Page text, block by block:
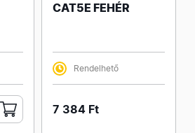
CAT5E FEHÉR
Rendelhető
7 384 Ft